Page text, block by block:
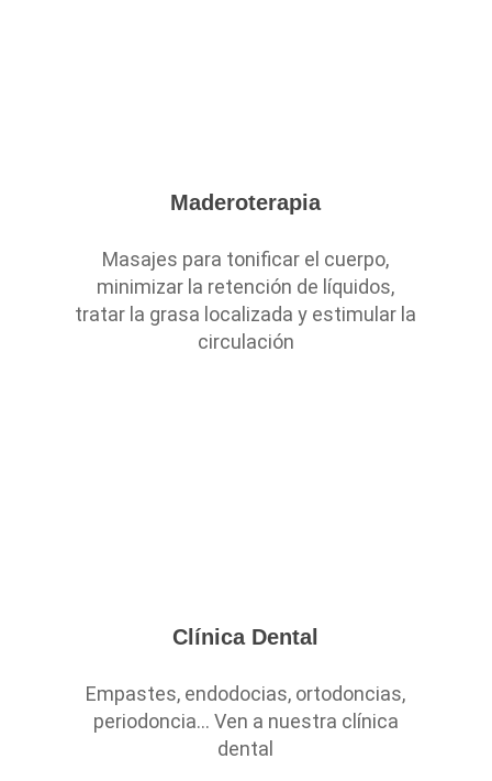
Maderoterapia
Masajes para tonificar el cuerpo,
minimizar la retención de líquidos,
tratar la grasa localizada y estimular la
circulación
Clínica Dental
Empastes, endodocias, ortodoncias,
periodoncia… Ven a nuestra clínica
dental